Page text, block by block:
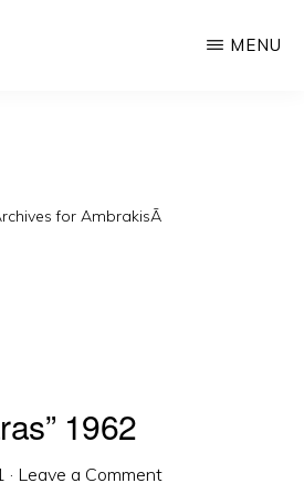
MENU
for AmbrakisÃ
1962
· Leave a Comment